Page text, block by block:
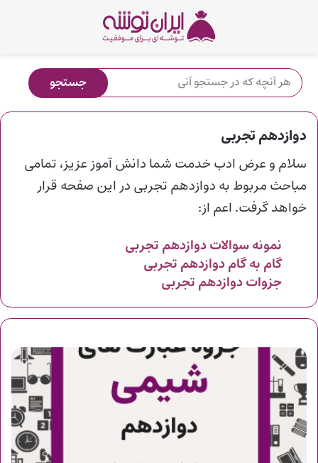
دوازدهم تجربی
سلام و عرض ادب خدمت شما دانش آموز عزیز، تمامی
مباحث مربوط به دوازدهم تجربی در این صفحه قرار
خواهد گرفت. اعم از:
نمونه سوالات دوازدهم تجربی
گام به گام دوازدهم تجربی
جزوات دوازدهم تجربی